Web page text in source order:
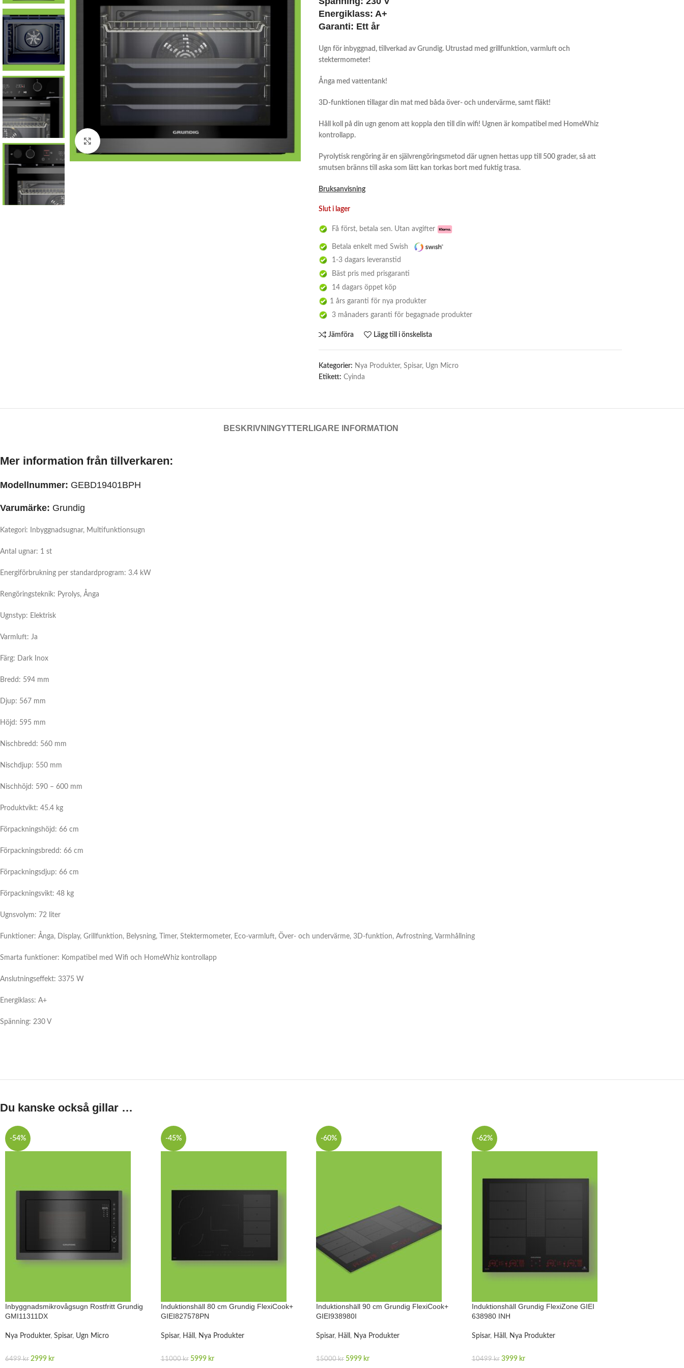
Energiklass: A+
Garanti: Ett år
Ugn för inbyggnad, tillverkad av Grundig. Utrustad med grillfunktion, varmluft och
stektermometer!
Ånga med vattentank!
3D-funktionen tillagar din mat med båda över- och undervärme, samt fläkt!
Håll koll på din ugn genom att koppla den till din wifi! Ugnen är kompatibel med HomeWhiz
kontrollapp.
Pyrolytisk rengöring är en självrengöringsmetod där ugnen hettas upp till 500 grader, så att
smutsen bränns till aska som lätt kan torkas bort med fuktig trasa.
Bruksanvisning
Slut i lager
Få först, betala sen. Utan avgifter
Betala enkelt med Swish
1-3 dagars leveranstid
Bäst pris med prisgaranti
14 dagars öppet köp
1 års garanti för nya produkter
3 månaders garanti för begagnade produkter
Jämföra Lägg till i önskelista
Kategorier: Nya Produkter, Spisar, Ugn Micro
Etikett: Cyinda
BESKRIVNINGYTTERLIGARE INFORMATION
Mer information från tillverkaren:
Modellnummer: GEBD19401BPH
Varumärke: Grundig
Kategori: Inbyggnadsugnar, Multifunktionsugn
Antal ugnar: 1 st
Energiförbrukning per standardprogram: 3.4 kW
Rengöringsteknik: Pyrolys, Ånga
Ugnstyp: Elektrisk
Varmluft: Ja
Färg: Dark Inox
Bredd: 594 mm
Djup: 567 mm
Höjd: 595 mm
Nischbredd: 560 mm
Nischdjup: 550 mm
Nischhöjd: 590 – 600 mm
Produktvikt: 45.4 kg
Förpackningshöjd: 66 cm
Förpackningsbredd: 66 cm
Förpackningsdjup: 66 cm
Förpackningsvikt: 48 kg
Ugnsvolym: 72 liter
Funktioner: Ånga, Display, Grillfunktion, Belysning, Timer, Stektermometer, Eco-varmluft, Över- och undervärme, 3D-funktion, Avfrostning, Varmhållning
Smarta funktioner: Kompatibel med Wifi och HomeWhiz kontrollapp
Anslutningseffekt: 3375 W
Energiklass: A+
Spänning: 230 V
Du kanske också gillar …
-54%
Inbyggnadsmikrovågsugn Rostfritt Grundig
GMI11311DX
Nya Produkter, Spisar, Ugn Micro
6499kr 2999 kr
-45%
Induktionshäll 80 cm Grundig FlexiCook+
GIEI827578PN
Spisar, Häll , Nya Produkter
11000kr 5999 kr
-60%
Induktionshäll 90 cm Grundig FlexiCook+
GIEI938980I
Spisar, Häll , Nya Produkter
15000kr 5999 kr
-62%
Induktionshäll Grundig FlexiZone GIEI
638980 INH
Spisar, Häll , Nya Produkter
10499kr 3999 kr